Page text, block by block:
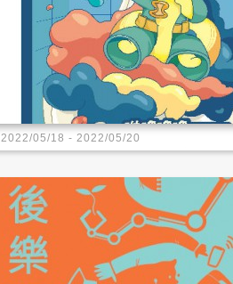
2022/05/18 - 2022/05/20